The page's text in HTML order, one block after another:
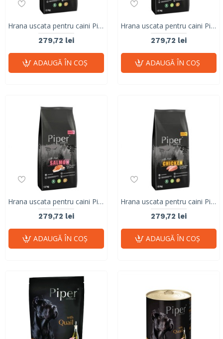
Hrana uscata pentru caini Piper, junior, curcan, 12 kg
279,72 lei
ADAUGĂ ÎN COŞ
Hrana uscata pentru caini Piper, Adult, vita, 12 kg
279,72 lei
ADAUGĂ ÎN COŞ
Hrana uscata pentru caini Piper, Adult, somon, 12 kg
279,72 lei
ADAUGĂ ÎN COŞ
Hrana uscata pentru caini Piper, Adult, pui, 12 kg
279,72 lei
ADAUGĂ ÎN COŞ